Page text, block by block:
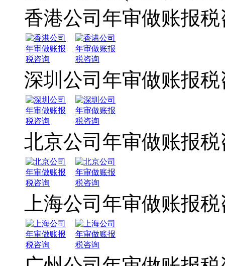
香港公司年审做账报税
深圳公司年审做账报税
北京公司年审做账报税
上海公司年审做账报